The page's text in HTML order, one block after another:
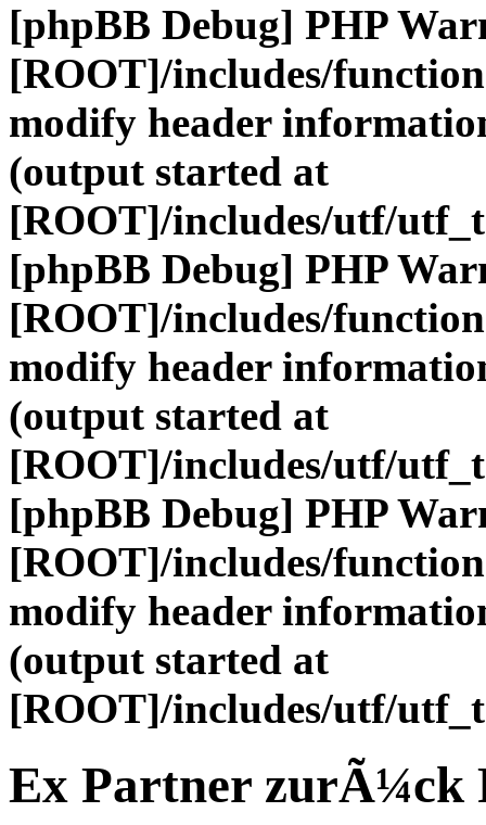
[phpBB Debug] PHP
[ROOT]/includes/
modify header
(output started at
[ROOT]/includes/utf/
[phpBB Debug] PHP
[ROOT]/includes/
modify header
(output started at
[ROOT]/includes/utf/
[phpBB Debug] PHP
[ROOT]/includes/
modify header
(output started at
[ROOT]/includes/utf/
Ex Partner zurÃ¼ck